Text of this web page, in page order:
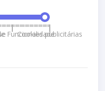
Funcionalidade
Cookies publicitárias